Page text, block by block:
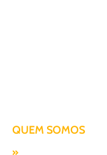
QUEM SOMOS